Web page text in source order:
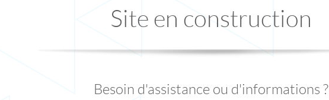
Site en construction
Besoin d'assistance ou d'informations ?